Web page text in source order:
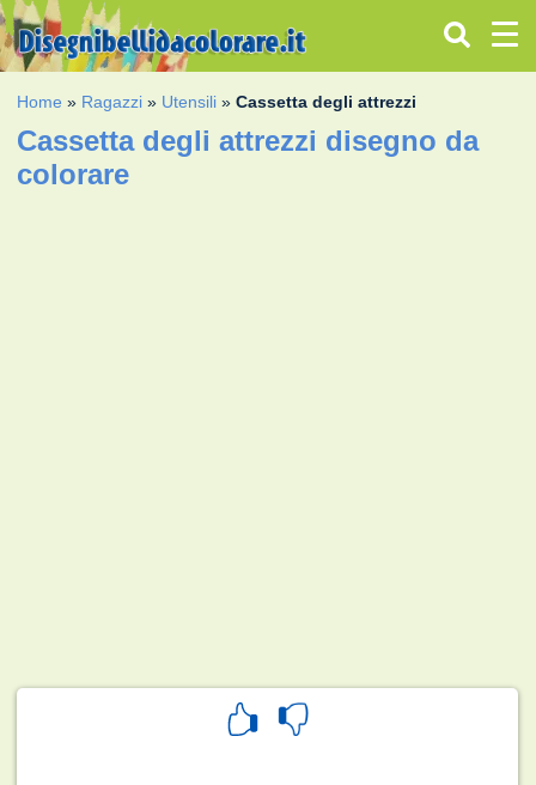
Home » Ragazzi » Utensili »Cassetta degli attrezzi
Cassetta degli attrezzi disegno da
colorare